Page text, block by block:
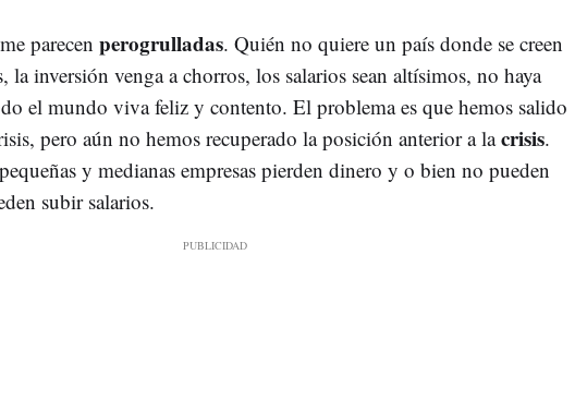
parecen perogrulladas. Quién no quiere un país donde se creen
la inversión venga a chorros, los salarios sean altísimos, no haya
el mundo viva feliz y contento. El problema es que hemos salido
pero aún no hemos recuperado la posición anterior a lacrisis.
y medianas empresas pierden dinero y o bien no pueden
subir salarios.